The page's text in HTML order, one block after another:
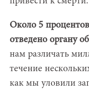
Около 5
отведено органу
нам различать
течение
как мы уловили